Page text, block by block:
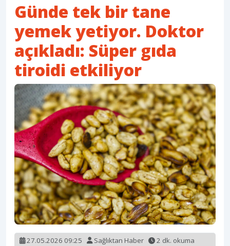
Günde tek bir tane
yemek yetiyor. Doktor
açıkladı: Süper gıda
tiroidi etkiliyor
27.05.2026 09:25 Sağlıktan Haber
2 dk. okuma